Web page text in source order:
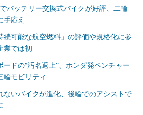
バッテリー交換式バイクが好評、二輪
手応え
続可能な航空燃料」の評価や規格化に参
業では初
ードの“汚名返上”、ホンダ発ベンチャー
輪モビリティ
ないバイクが進化、後輪でのアシストで